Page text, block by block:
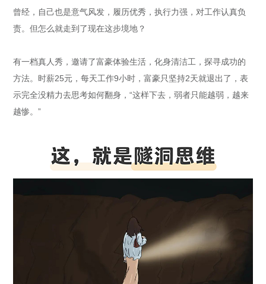
曾经，自己也是意气风发，履历优秀，执行力强，对工作认真负
责。但怎么就走到了现在这步境地？
有一档真人秀，邀请了富豪体验生活，化身清洁工，探寻成功的
方法。时薪25元，每天工作9小时，富豪只坚持2天就退出了，表
示完全没精力去思考如何翻身，“这样下去，弱者只能越弱，越来
越惨。”